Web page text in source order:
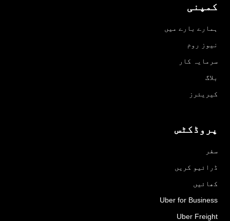
کمپنی
ہمارے بارے میں
نیوز روم
سرمایہ کار
بلاگ
کیریئرز
پروڈکٹس
سفر
ڈرائیو کریں
کھائیں
Uber for Business
Uber Freight